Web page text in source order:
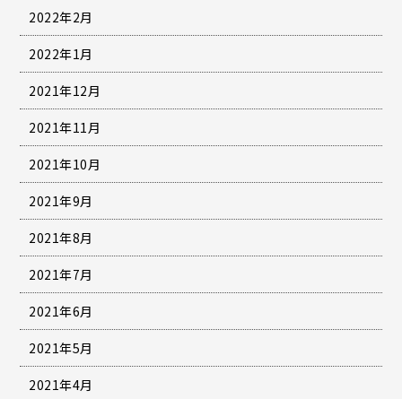
2022年2月
2022年1月
2021年12月
2021年11月
2021年10月
2021年9月
2021年8月
2021年7月
2021年6月
2021年5月
2021年4月